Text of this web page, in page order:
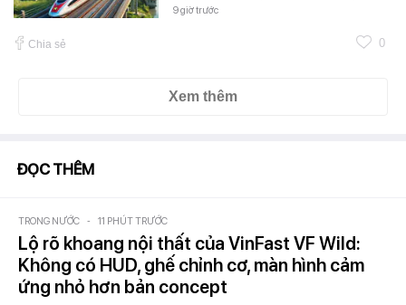
9 giờ trước
Chia sẻ 0
Xem thêm
ĐỌC THÊM
TRONG NƯỚC - 11 PHÚT TRƯỚC
Lộ rõ khoang nội thất của VinFast VF Wild:
Không có HUD, ghế chỉnh cơ, màn hình cảm
ứng nhỏ hơn bản concept